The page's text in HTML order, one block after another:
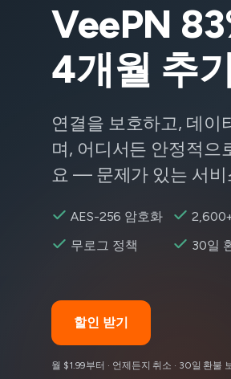
VeePN
4개월 추가
연결을 보호하고, 데이
며, 어디서든 안정적으
요 — 문제가 있는 서비
AES-256 암호화
무로그 정책
30일
할인 받기
월 $1.99부터 · 언제든지 취소 · 30일 환불